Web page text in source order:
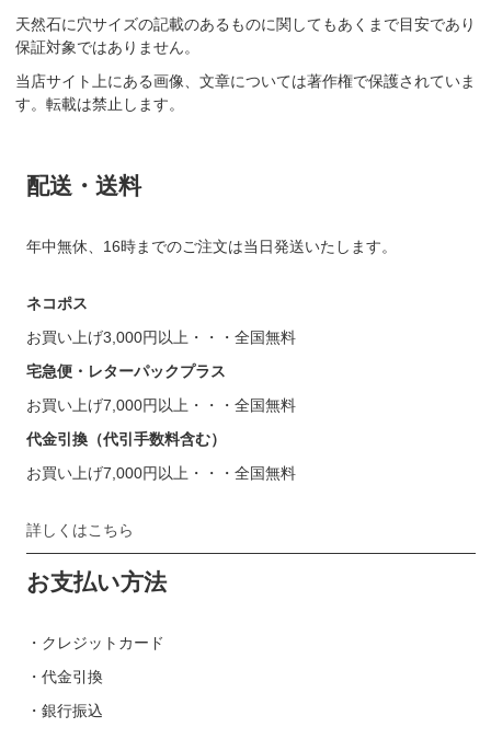
天然石に穴サイズの記載のあるものに関してもあくまで目安であり
保証対象ではありません。
当店サイト上にある画像、文章については著作権で保護されていま
す。転載は禁止します。
配送・送料
年中無休、16時までのご注文は当日発送いたします。
ネコポス
お買い上げ3,000円以上・・・全国無料
宅急便・レターパックプラス
お買い上げ7,000円以上・・・全国無料
代金引換（代引手数料含む）
お買い上げ7,000円以上・・・全国無料
詳しくはこちら
お支払い方法
・クレジットカード
・代金引換
・銀行振込